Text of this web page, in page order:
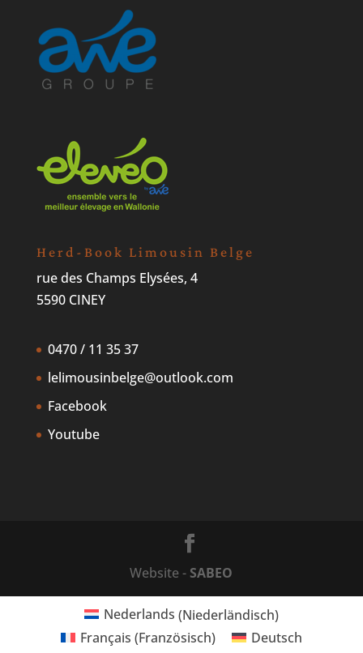
Herd-Book Limousin Belge
rue des Champs Elysées, 4
5590 CINEY
0470 / 11 35 37
lelimousinbelge@outlook.com
Facebook
Youtube
Website - SABEO
Nederlands (Niederländisch)
Français (Französisch) Deutsch